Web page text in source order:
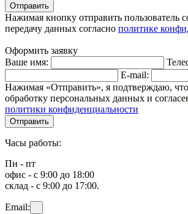
Отправить
Нажимая кнопку отправить пользователь
передачу данных согласно политике
Оформить заявку
Ваше имя:
E-mail:
Нажимая «Отправить», я подтверждаю,
обработку персональных данных и
политики конфиденциальности
Отправить
Часы работы:
Пн - пт
офис - с 9:00 до 18:00
склад - с 9:00 до 17:00.
Email: